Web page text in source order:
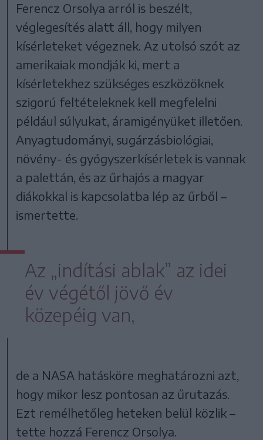
Ferencz Orsolya arról is beszélt,
véglegesítés alatt áll, hogy milyen
kísérleteket végeznek. Az utolsó szót az
amerikaiak mondják ki, mert a
kísérletekhez szükséges eszközöknek
szigorú feltételeknek kell megfelelni
például súlyukat, áramigényüket illetően.
Anyagtudományi, sugárzásbiológiai,
növény- és gyógyszerkísérletek is vannak
a palettán, és az űrhajós a magyar
diákokkal is kapcsolatba lép az űrből –
ismertette.
Az „indítási ablak” az idei
év végétől jövő év
közepéig van,
de a NASA hatásköre meghatározni azt,
hogy mikor lesz pontosan az űrutazás.
Ezt remélhetőleg heteken belül közlik –
tette hozzá Ferencz Orsolya.